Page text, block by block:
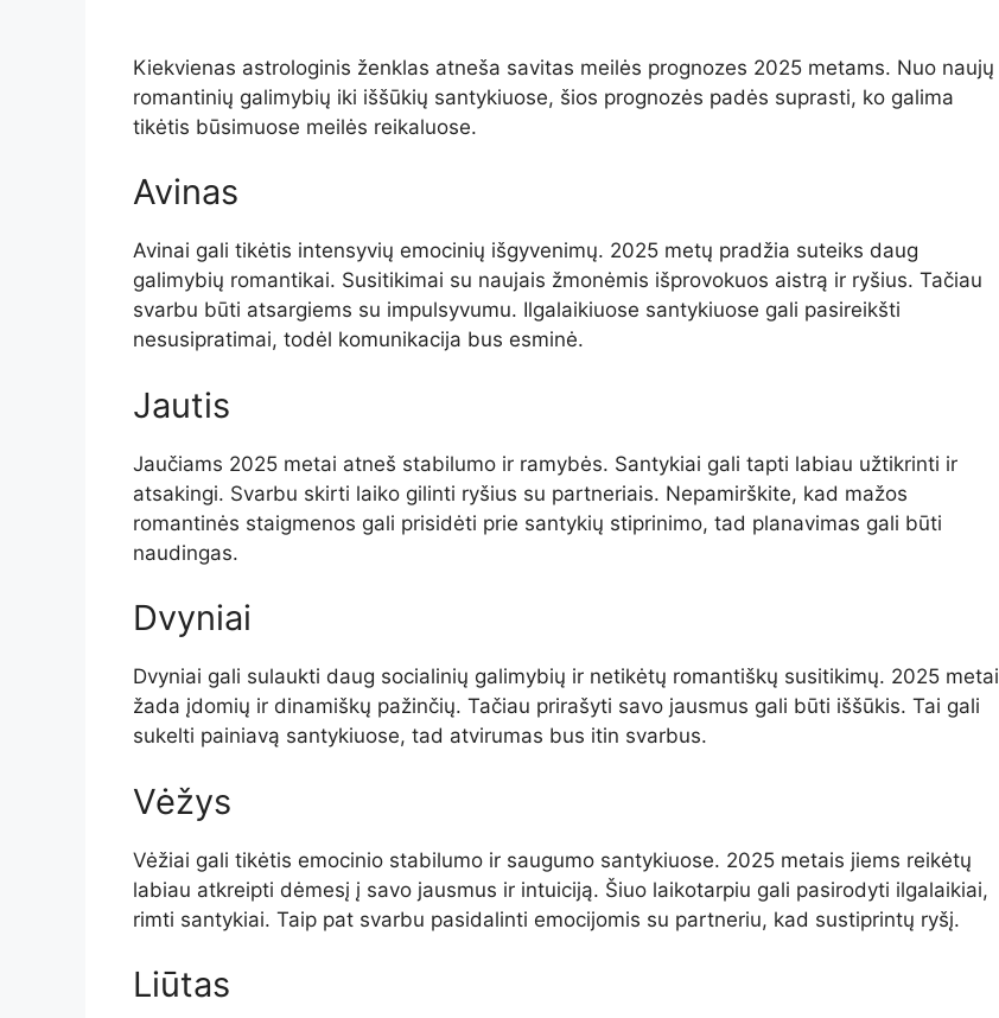
Kiekvienas astrologinis ženklas atneša savitas meilės prognozes 2025 metams. Nuo naujų
romantinių galimybių iki iššūkių santykiuose, šios prognozės padės suprasti, ko galima
tikėtis būsimuose meilės reikaluose.
Avinas
Avinai gali tikėtis intensyvių emocinių išgyvenimų. 2025 metų pradžia suteiks daug
galimybių romantikai. Susitikimai su naujais žmonėmis išprovokuos aistrą ir ryšius. Tačiau
svarbu būti atsargiems su impulsyvumu. Ilgalaikiuose santykiuose gali pasireikšti
nesusipratimai, todėl komunikacija bus esminė.
Jautis
Jaučiams 2025 metai atneš stabilumo ir ramybės. Santykiai gali tapti labiau užtikrinti ir
atsakingi. Svarbu skirti laiko gilinti ryšius su partneriais. Nepamirškite, kad mažos
romantinės staigmenos gali prisidėti prie santykių stiprinimo, tad planavimas gali būti
naudingas.
Dvyniai
Dvyniai gali sulaukti daug socialinių galimybių ir netikėtų romantiškų susitikimų. 2025 metai
žada įdomių ir dinamiškų pažinčių. Tačiau prirašyti savo jausmus gali būti iššūkis. Tai gali
sukelti painiavą santykiuose, tad atvirumas bus itin svarbus.
Vėžys
Vėžiai gali tikėtis emocinio stabilumo ir saugumo santykiuose. 2025 metais jiems reikėtų
labiau atkreipti dėmesį į savo jausmus ir intuiciją. Šiuo laikotarpiu gali pasirodyti ilgalaikiai,
rimti santykiai. Taip pat svarbu pasidalinti emocijomis su partneriu, kad sustiprintų ryšį.
Liūtas